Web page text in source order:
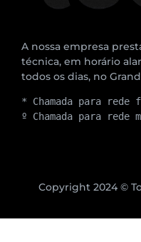
A nossa empresa
técnica, em horário
todos os dias, no
* Chamada para
º Chamada para rede
Copyright 2024 ©